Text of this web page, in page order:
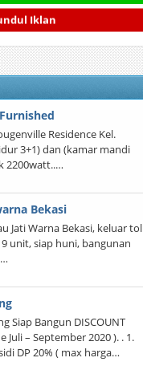
Iklan
Residence Kel.
3+1) dan (kamar mandi
2200watt..…
Bekasi
Jati Warna Bekasi, keluar tol
unit, siap huni, bangunan
Siap Bangun DISCOUNT
– September 2020 ). . 1.
DP 20% ( max harga…